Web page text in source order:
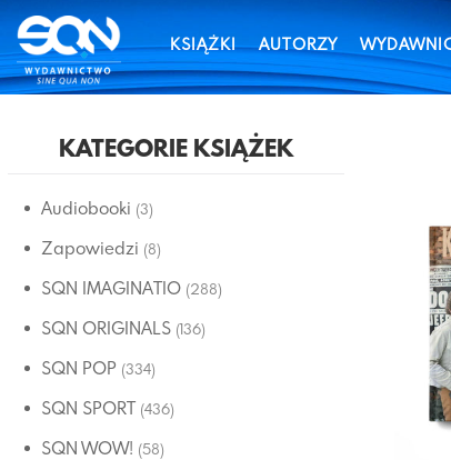
KSIĄŻKI AUTORZY
KATEGORIE KSIĄŻEK
Audiobooki (3)
Zapowiedzi (8)
SQN IMAGINATIO (288)
SQN ORIGINALS (136)
SQN POP (334)
SQN SPORT (436)
SQN WOW! (58)